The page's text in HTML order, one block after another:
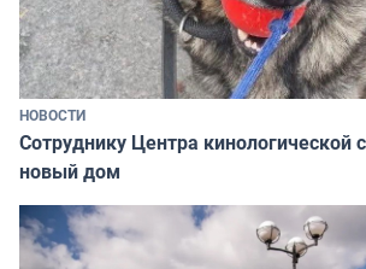
НОВОСТИ
Сотруднику Центра
новый дом